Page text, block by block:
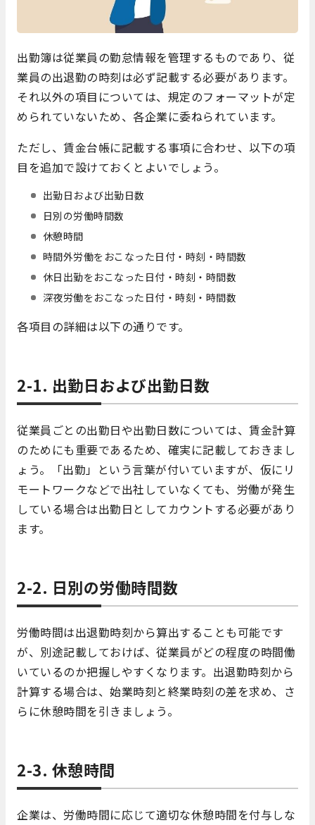
出勤簿は従業員の勤怠情報を管理するものであり、従
業員の出退勤の時刻は必ず記載する必要があります。
それ以外の項目については、規定のフォーマットが定
められていないため、各企業に委ねられています。
ただし、賃金台帳に記載する事項に合わせ、以下の項
目を追加で設けておくとよいでしょう。
出勤日および出勤日数
日別の労働時間数
休憩時間
時間外労働をおこなった日付・時刻・時間数
休日出勤をおこなった日付・時刻・時間数
深夜労働をおこなった日付・時刻・時間数
各項目の詳細は以下の通りです。
2-1. 出勤日および出勤日数
従業員ごとの出勤日や出勤日数については、賃金計算
のためにも重要であるため、確実に記載しておきまし
ょう。「出勤」という言葉が付いていますが、仮にリ
モートワークなどで出社していなくても、労働が発生
している場合は出勤日としてカウントする必要があり
ます。
2-2. 日別の労働時間数
労働時間は出退勤時刻から算出することも可能です
が、別途記載しておけば、従業員がどの程度の時間働
いているのか把握しやすくなります。出退勤時刻から
計算する場合は、始業時刻と終業時刻の差を求め、さ
らに休憩時間を引きましょう。
2-3. 休憩時間
企業は、労働時間に応じて適切な休憩時間を付与しな